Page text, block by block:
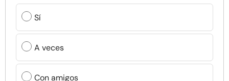
Sí
A veces
Con amigos